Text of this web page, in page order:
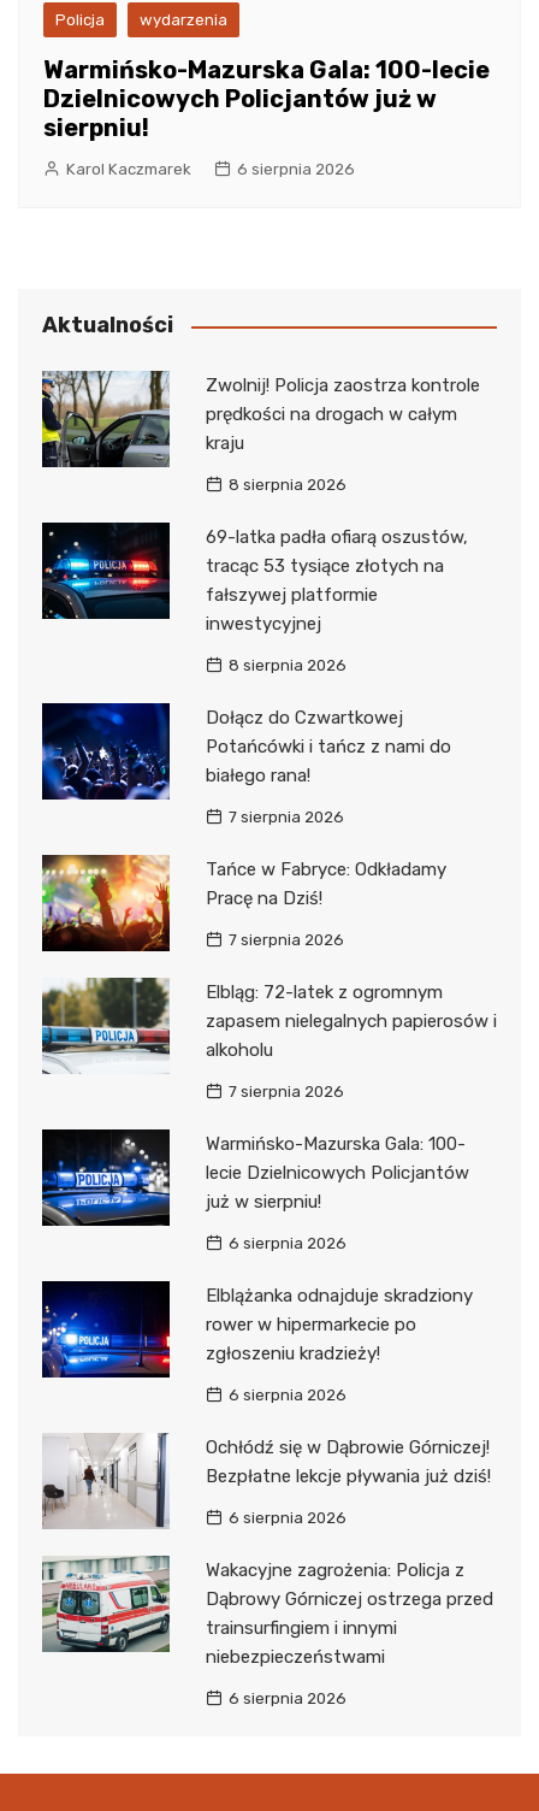
Policja wydarzenia
Warmińsko-Mazurska Gala: 100-lecie
Dzielnicowych Policjantów już w
sierpniu!
Karol Kaczmarek 6 sierpnia 2026
Aktualności
Zwolnij! Policja zaostrza kontrole
prędkości na drogach w całym
kraju
8 sierpnia 2026
69-latka padła ofiarą oszustów,
tracąc 53 tysiące złotych na
fałszywej platformie
inwestycyjnej
8 sierpnia 2026
Dołącz do Czwartkowej
Potańcówki i tańcz z nami do
białego rana!
7 sierpnia 2026
Tańce w Fabryce: Odkładamy
Pracę na Dziś!
7 sierpnia 2026
Elbląg: 72-latek z ogromnym
zapasem nielegalnych papierosów i
alkoholu
7 sierpnia 2026
Warmińsko-Mazurska Gala: 100-
lecie Dzielnicowych Policjantów
już w sierpniu!
6 sierpnia 2026
Elblążanka odnajduje skradziony
rower w hipermarkecie po
zgłoszeniu kradzieży!
6 sierpnia 2026
Ochłódź się w Dąbrowie Górniczej!
Bezpłatne lekcje pływania już dziś!
6 sierpnia 2026
Wakacyjne zagrożenia: Policja z
Dąbrowy Górniczej ostrzega przed
trainsurfingiem i innymi
niebezpieczeństwami
6 sierpnia 2026